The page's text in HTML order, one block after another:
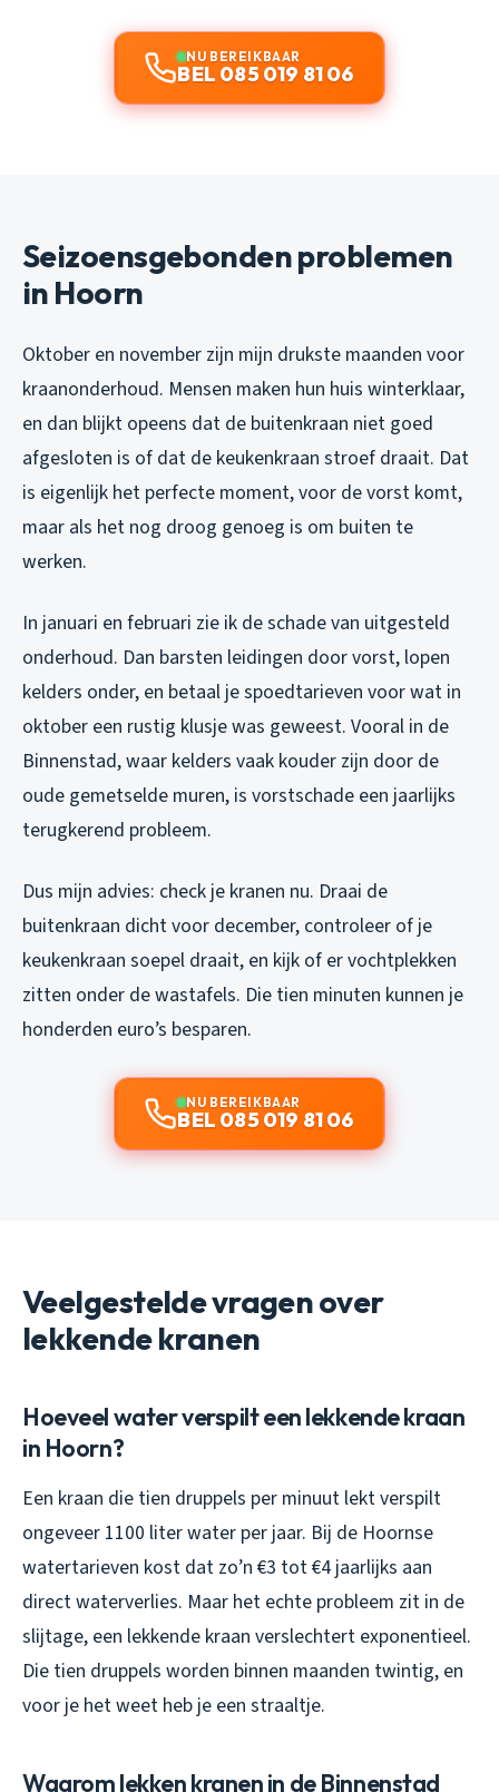
NU BEREIKBAAR
BEL 085 019 81 06
Seizoensgebonden problemen
in Hoorn
Oktober en november zijn mijn drukste maanden voor
kraanonderhoud. Mensen maken hun huis winterklaar,
en dan blijkt opeens dat de buitenkraan niet goed
afgesloten is of dat de keukenkraan stroef draait. Dat
is eigenlijk het perfecte moment, voor de vorst komt,
maar als het nog droog genoeg is om buiten te
werken.
In januari en februari zie ik de schade van uitgesteld
onderhoud. Dan barsten leidingen door vorst, lopen
kelders onder, en betaal je spoedtarieven voor wat in
oktober een rustig klusje was geweest. Vooral in de
Binnenstad, waar kelders vaak kouder zijn door de
oude gemetselde muren, is vorstschade een jaarlijks
terugkerend probleem.
Dus mijn advies: check je kranen nu. Draai de
buitenkraan dicht voor december, controleer of je
keukenkraan soepel draait, en kijk of er vochtplekken
zitten onder de wastafels. Die tien minuten kunnen je
honderden euro’s besparen.
NU BEREIKBAAR
BEL 085 019 81 06
Veelgestelde vragen over
lekkende kranen
Hoeveel water verspilt een lekkende kraan
in Hoorn?
Een kraan die tien druppels per minuut lekt verspilt
ongeveer 1100 liter water per jaar. Bij de Hoornse
watertarieven kost dat zo’n €3 tot €4 jaarlijks aan
direct waterverlies. Maar het echte probleem zit in de
slijtage, een lekkende kraan verslechtert exponentieel.
Die tien druppels worden binnen maanden twintig, en
voor je het weet heb je een straaltje.
Waarom lekken kranen in de Binnenstad